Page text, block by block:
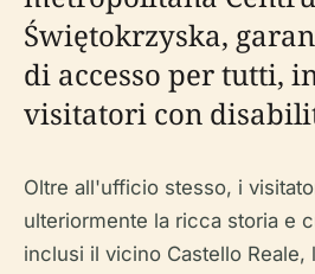
Świętokrzyska,
di accesso per tutti,
visitatori con
Oltre all'ufficio stesso, i
ulteriormente la ricca storia e
inclusi il vicino Castello Reale,